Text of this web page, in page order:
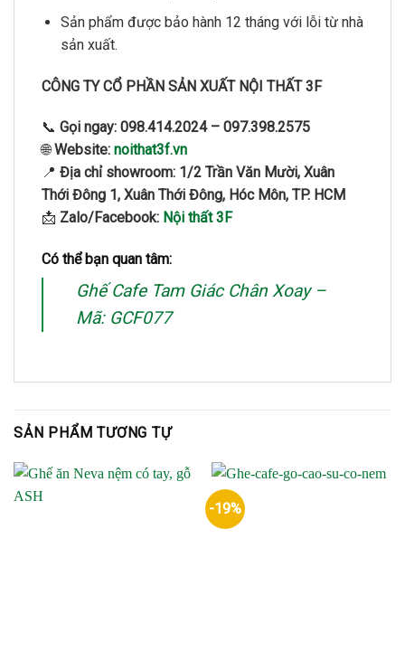
Sản phẩm được bảo hành 12 tháng với lỗi từ nhà
sản xuất.
CÔNG TY CỔ PHẦN SẢN XUẤT NỘI THẤT 3F
📞 Gọi ngay: 098.414.2024 – 097.398.2575
🌐Website: noithat3f.vn
📍 Địa chỉ showroom: 1/2 Trần Văn Mười, Xuân
Thới Đông 1, Xuân Thới Đông, Hóc Môn, TP. HCM
📩 Zalo/Facebook: Nội thất 3F
Có thể bạn quan tâm:
Ghế Cafe Tam Giác Chân Xoay –
Mã: GCF077
SẢN PHẨM TƯƠNG TỰ
-19%